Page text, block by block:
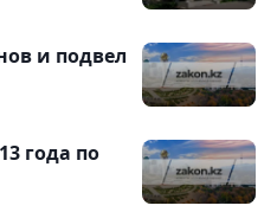
и подвел
года по